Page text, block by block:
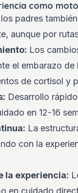
como
padres
aunque por
Los
el embarazo de
de cortisol y
Desarrollo
en 12-16
La
con la
la experiencia:
en cuidado